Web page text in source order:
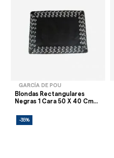
GARCÍA DE POU
Blondas Rectangulares
Negras 1 Cara 50 X 40 Cm...
-35%